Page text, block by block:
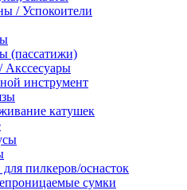
/ Успокоители
(пассатижи)
инструмент
катушек
пилкеров/оснасток
сумки